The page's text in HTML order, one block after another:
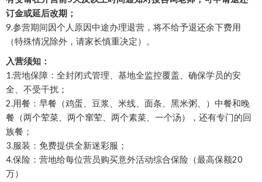
订金或延后改期；
9.参营期间因个人原因中途办理退营，将不给予退还余下费用
（特殊情况除外，请家长慎重决定）。
入营须知：
1.营地保障：全封闭式管理、基地全监控覆盖、确保学员的安
全、不受干扰；
2.用餐：早餐（鸡蛋、豆浆、米线、面条、黑米粥、）中餐和晚
餐（两个荤菜、两个窜荤、两个素菜、一个汤），还有专门的回
族餐；
3.服装：免费提供全新迷彩服；
4.保险：营地给每位营员购买意外活动综合保险（最高保额20
万）